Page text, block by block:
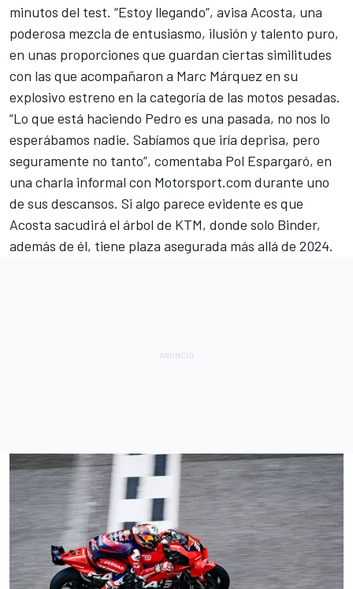
minutos del test. “Estoy llegando”, avisa Acosta, una
poderosa mezcla de entusiasmo, ilusión y talento puro,
en unas proporciones que guardan ciertas similitudes
con las que acompañaron a Marc Márquez en su
explosivo estreno en la categoría de las motos pesadas.
“Lo que está haciendo Pedro es una pasada, no nos lo
esperábamos nadie. Sabíamos que iría deprisa, pero
seguramente no tanto”, comentaba Pol Espargaró, en
una charla informal con Motorsport.com durante uno
de sus descansos. Si algo parece evidente es que
Acosta sacudirá el árbol de KTM, donde solo Binder,
además de él, tiene plaza asegurada más allá de 2024.